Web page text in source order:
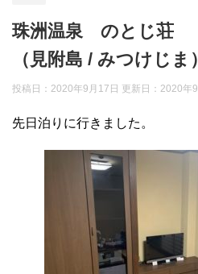
珠洲温泉 のとじ荘
（見附島 / みつけじ
投稿日：2020年9月17日 更新日： 2020年
先日泊りに行きました。